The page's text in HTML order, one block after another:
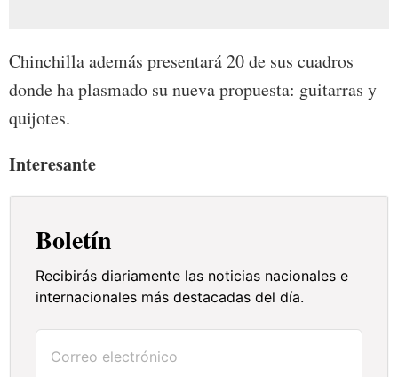
Chinchilla además presentará 20 de sus cuadros
donde ha plasmado su nueva propuesta: guitarras y
quijotes.
Interesante
Boletín
Recibirás diariamente las noticias nacionales e
internacionales más destacadas del día.